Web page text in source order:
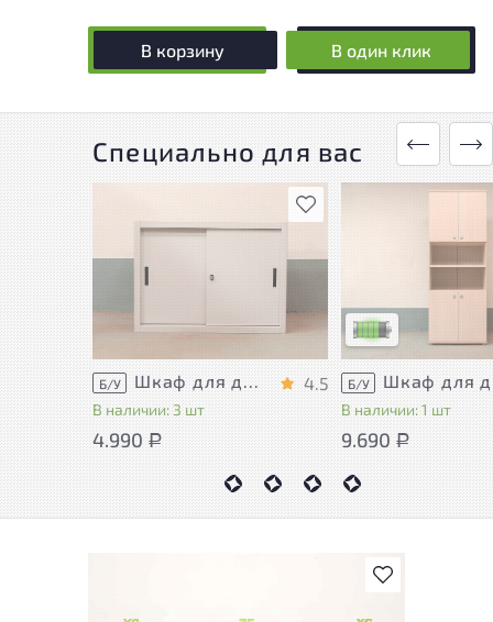
В корзину В один клик
Специально для вас
В избранное
Б/У Шкаф для документов Металл
В наличии: 3 шт
4.5
4.990 Р
незначительные
эксплуатации, не
использования
Низкая степень
Б/У
В наличии: 1 шт
9.690 Р
В избранное